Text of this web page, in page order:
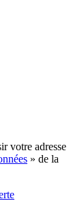
votre adresse
» de la